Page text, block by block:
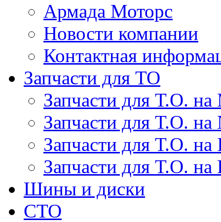
Армада Моторс
Новости компании
Контактная
Запчасти для ТО
Запчасти для Т.О. на
Запчасти для Т.О. на
Запчасти для Т.О.
Запчасти для Т.О. на
Шины и диски
СТО